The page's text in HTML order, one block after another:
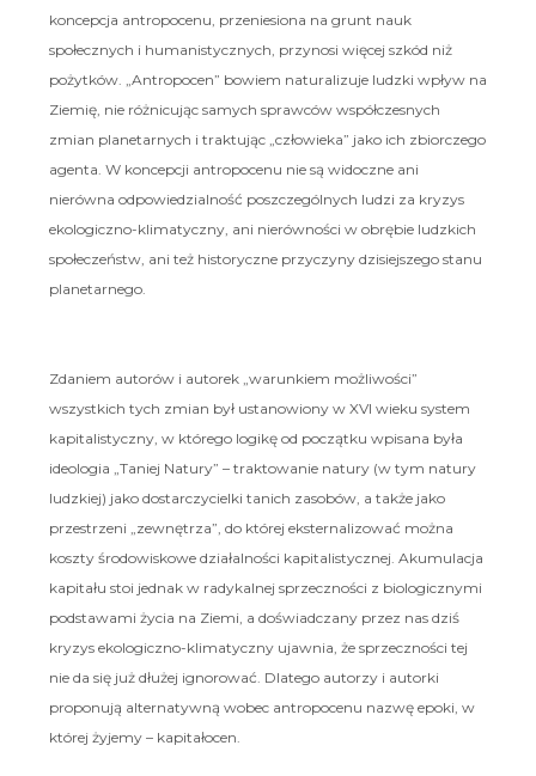
koncepcja antropocenu, przeniesiona na grunt nauk
społecznych i humanistycznych, przynosi więcej szkód niż
pożytków. „Antropocen” bowiem naturalizuje ludzki wpływ na
Ziemię, nie różnicując samych sprawców współczesnych
zmian planetarnych i traktując „człowieka” jako ich zbiorczego
agenta. W koncepcji antropocenu nie są widoczne ani
nierówna odpowiedzialność poszczególnych ludzi za kryzys
ekologiczno-klimatyczny, ani nierówności w obrębie ludzkich
społeczeństw, ani też historyczne przyczyny dzisiejszego stanu
planetarnego.
Zdaniem autorów i autorek „warunkiem możliwości”
wszystkich tych zmian był ustanowiony w XVI wieku system
kapitalistyczny, w którego logikę od początku wpisana była
ideologia „Taniej Natury” – traktowanie natury (w tym natury
ludzkiej) jako dostarczycielki tanich zasobów, a także jako
przestrzeni „zewnętrza”, do której eksternalizować można
koszty środowiskowe działalności kapitalistycznej. Akumulacja
kapitału stoi jednak w radykalnej sprzeczności z biologicznymi
podstawami życia na Ziemi, a doświadczany przez nas dziś
kryzys ekologiczno-klimatyczny ujawnia, że sprzeczności tej
nie da się już dłużej ignorować. Dlatego autorzy i autorki
proponują alternatywną wobec antropocenu nazwę epoki, w
której żyjemy – kapitałocen.